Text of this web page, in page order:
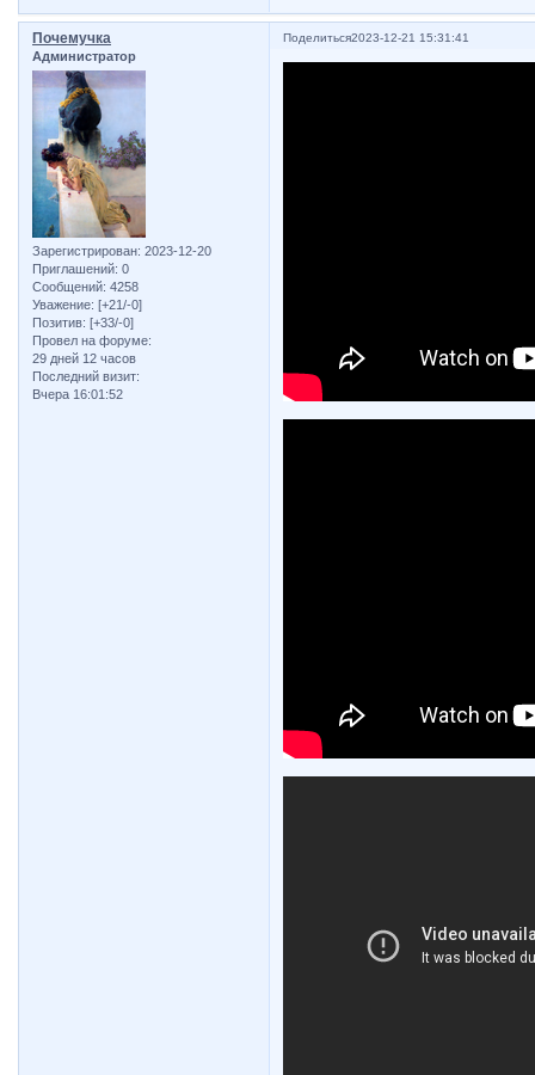
Поделиться2023-12-21 15:31:41
Почемучка
Администратор
Зарегистрирован: 2023-12-20
Приглашений: 0
Сообщений: 4258
Уважение: [+21/-0]
Позитив: [+33/-0]
Провел на форуме:
29 дней 12 часов
Последний визит:
Вчера 16:01:52